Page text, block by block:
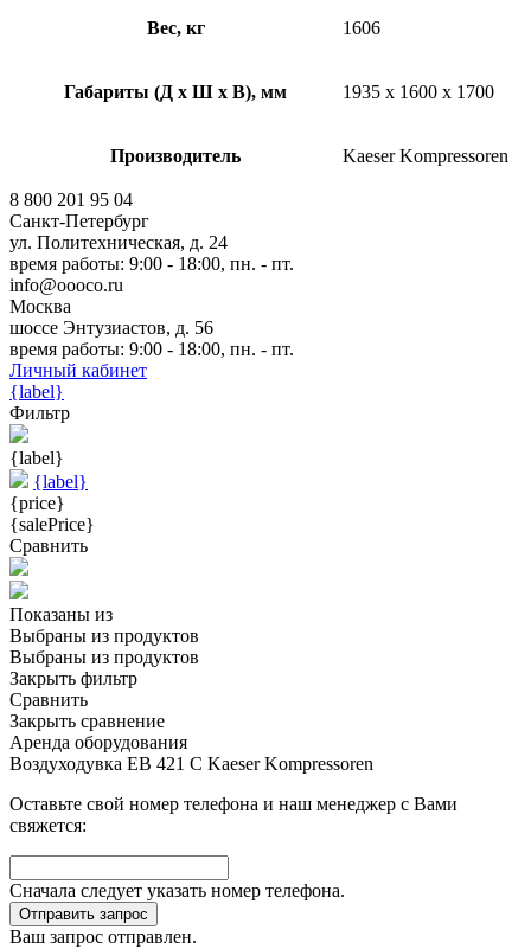
Вес, кг 1606
Габариты (Д х Ш х В), мм 1935 x 1600 x 1700
Производитель Kaeser Kompressoren
8 800 201 95 04
Санкт-Петербург
ул. Политехническая, д. 24
время работы: 9:00 - 18:00, пн. - пт.
info@oooco.ru
Москва
шоссе Энтузиастов, д. 56
время работы: 9:00 - 18:00, пн. - пт.
Личный кабинет
{label}
Фильтр
{label}
{label}
{price}
{salePrice}
Сравнить
Показаны из
Выбраны из продуктов
Выбраны из продуктов
Закрыть фильтр
Сравнить
Закрыть сравнение
Аренда оборудования
Воздуходувка EB 421 C Kaeser Kompressoren
Оставьте свой номер телефона и наш менеджер с Вами
свяжется:
Сначала следует указать номер телефона.
Отправить запрос
Ваш запрос отправлен.